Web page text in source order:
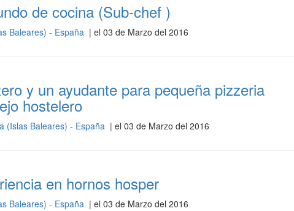
de cocina (Sub-chef )
Baleares) - España | el 03 de Marzo del 2016
y un ayudante para pequeña pizzeria
hostelero
(Islas Baleares) - España | el 03 de Marzo del 2016
en hornos hosper
Baleares) - España | el 03 de Marzo del 2016